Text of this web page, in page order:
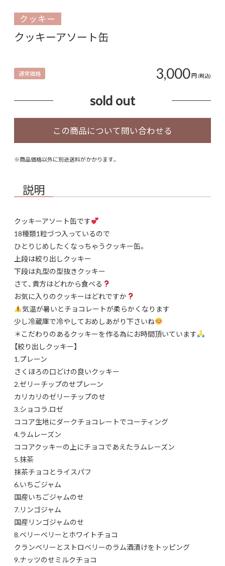
クッキー
クッキーアソート缶
通常価格 3,000円 (税込)
sold out
※商品価格以外に別途送料がかかります。
説明
クッキーアソート缶です
18種類1粒づつ入っているので
ひとりじめしたくなっちゃうクッキー缶。
上段は絞り出しクッキー
下段は丸型の型抜きクッキー
さて、貴方はどれから食べる
お気に入りのクッキーはどれですか
気温が暑いとチョコレートが柔らかくなります
少し冷蔵庫で冷やしておめしあがり下さいね
＊こだわりのあるクッキーを作る為にお時間頂いています
【絞り出しクッキー】
1.プレーン
さくほろの口どけの良いクッキー
2.ゼリーチップのせプレーン
カリカリのゼリーチップのせ
3.ショコラ.ロゼ
ココア生地にダークチョコレートでコーティング
4.ラムレーズン
ココアクッキーの上にチョコであえたラムレーズン
5.抹茶
抹茶チョコとライスパフ
6.いちごジャム
国産いちごジャムのせ
7.リンゴジャム
国産リンゴジャムのせ
8.ベリーベリーとホワイトチョコ
クランベリーとストロベリーのラム酒漬けをトッピング
9.ナッツのせミルクチョコ